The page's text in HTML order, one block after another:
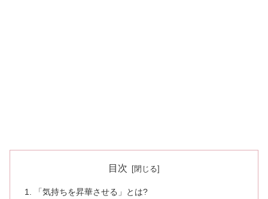
目次
「気持ちを昇華させる」とは?